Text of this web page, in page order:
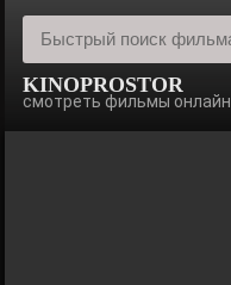
KINOPROSTOR
смотреть фильмы онлайн